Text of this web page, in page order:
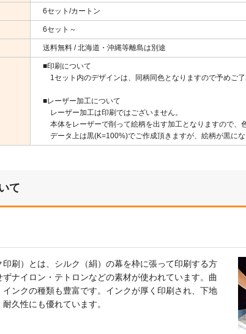
6セット/カートン
6セット～
送料無料 / 北海道・沖縄等離島は別途
■印刷について
1セット内のデザインは、同柄同色となりますので予めご了
■レーザー加工について
レーザー加工は印刷ではございません。
本体をレーザーで削って絵柄を出す加工となりますので、
データ上は黒(K=100%)でご作成頂きますが、絵柄が黒に
て
刷）とは、シルク（絹）の幕を枠に張って印刷する方
ナイロン・テトロンなどの素材が使われています。曲
ンクの種類も豊富です。インクが厚く印刷され、下地
久性にも優れています。